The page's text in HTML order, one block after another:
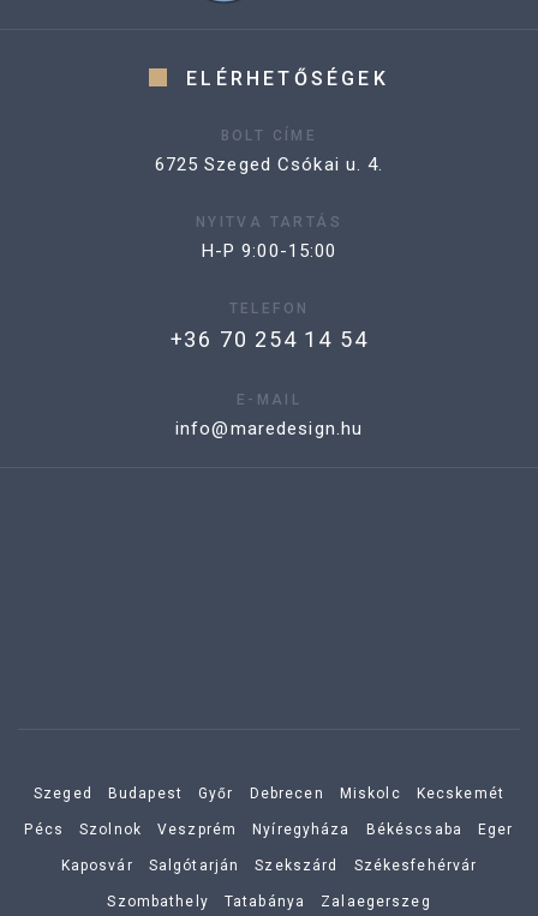
ELÉRHETŐSÉGEK
BOLT CÍME
6725 Szeged Csókai u. 4.
NYITVA TARTÁS
H-P 9:00-15:00
TELEFON
+36 70 254 14 54
E-MAIL
info@maredesign.hu
Szeged Budapest Győr Debrecen Miskolc Kecskemét
Pécs Szolnok Veszprém Nyíregyháza Békéscsaba Eger
Kaposvár Salgótarján Szekszárd Székesfehérvár
Szombathely Tatabánya Zalaegerszeg